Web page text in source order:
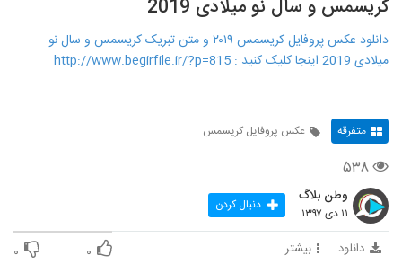
کریسمس و سال نو میلادی 2019
دانلود عکس پروفایل کریسمس ۲۰۱۹ و متن تبریک کریسمس و سال نو
میلادی 2019 اينجا کليک کنيد : http://www.begirfile.ir/?p=815
متفرقه عکس پروفایل کریسمس
۵۳۸
وطن بلاگ
۱۱ دی ۱۳۹۷ دنبال کردن
دانلود بیشتر ۰ ۰